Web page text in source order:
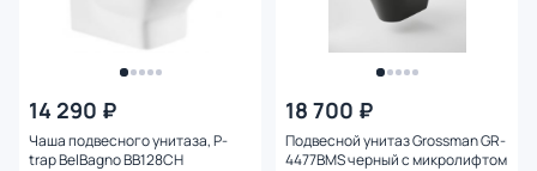
14 290 ₽
Чаша подвесного унитаза, P-
trap BelBagno BB128CH
18 700 ₽
Подвесной унитаз Grossman GR-
4477BMS черный с микролифтом